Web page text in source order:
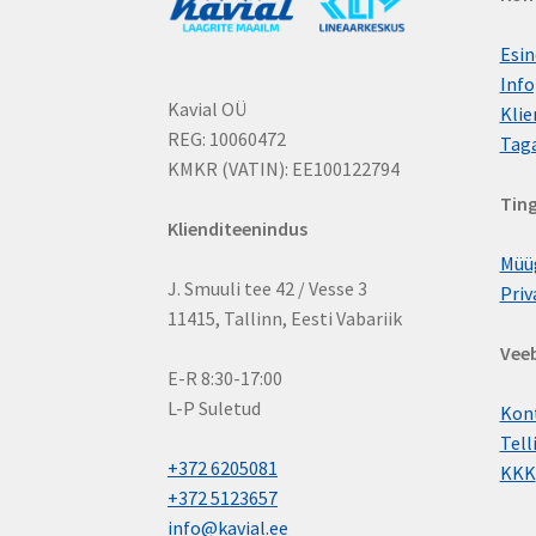
Kavial OÜ
REG: 10060472
KMKR (VATIN): EE100122794
Klienditeenindus
J. Smuuli tee 42 / Vesse 3
11415, Tallinn, Eesti Vabariik
E-R 8:30-17:00
L-P Suletud
+372 6205081
+372 5123657
info@kavial.ee
KKK